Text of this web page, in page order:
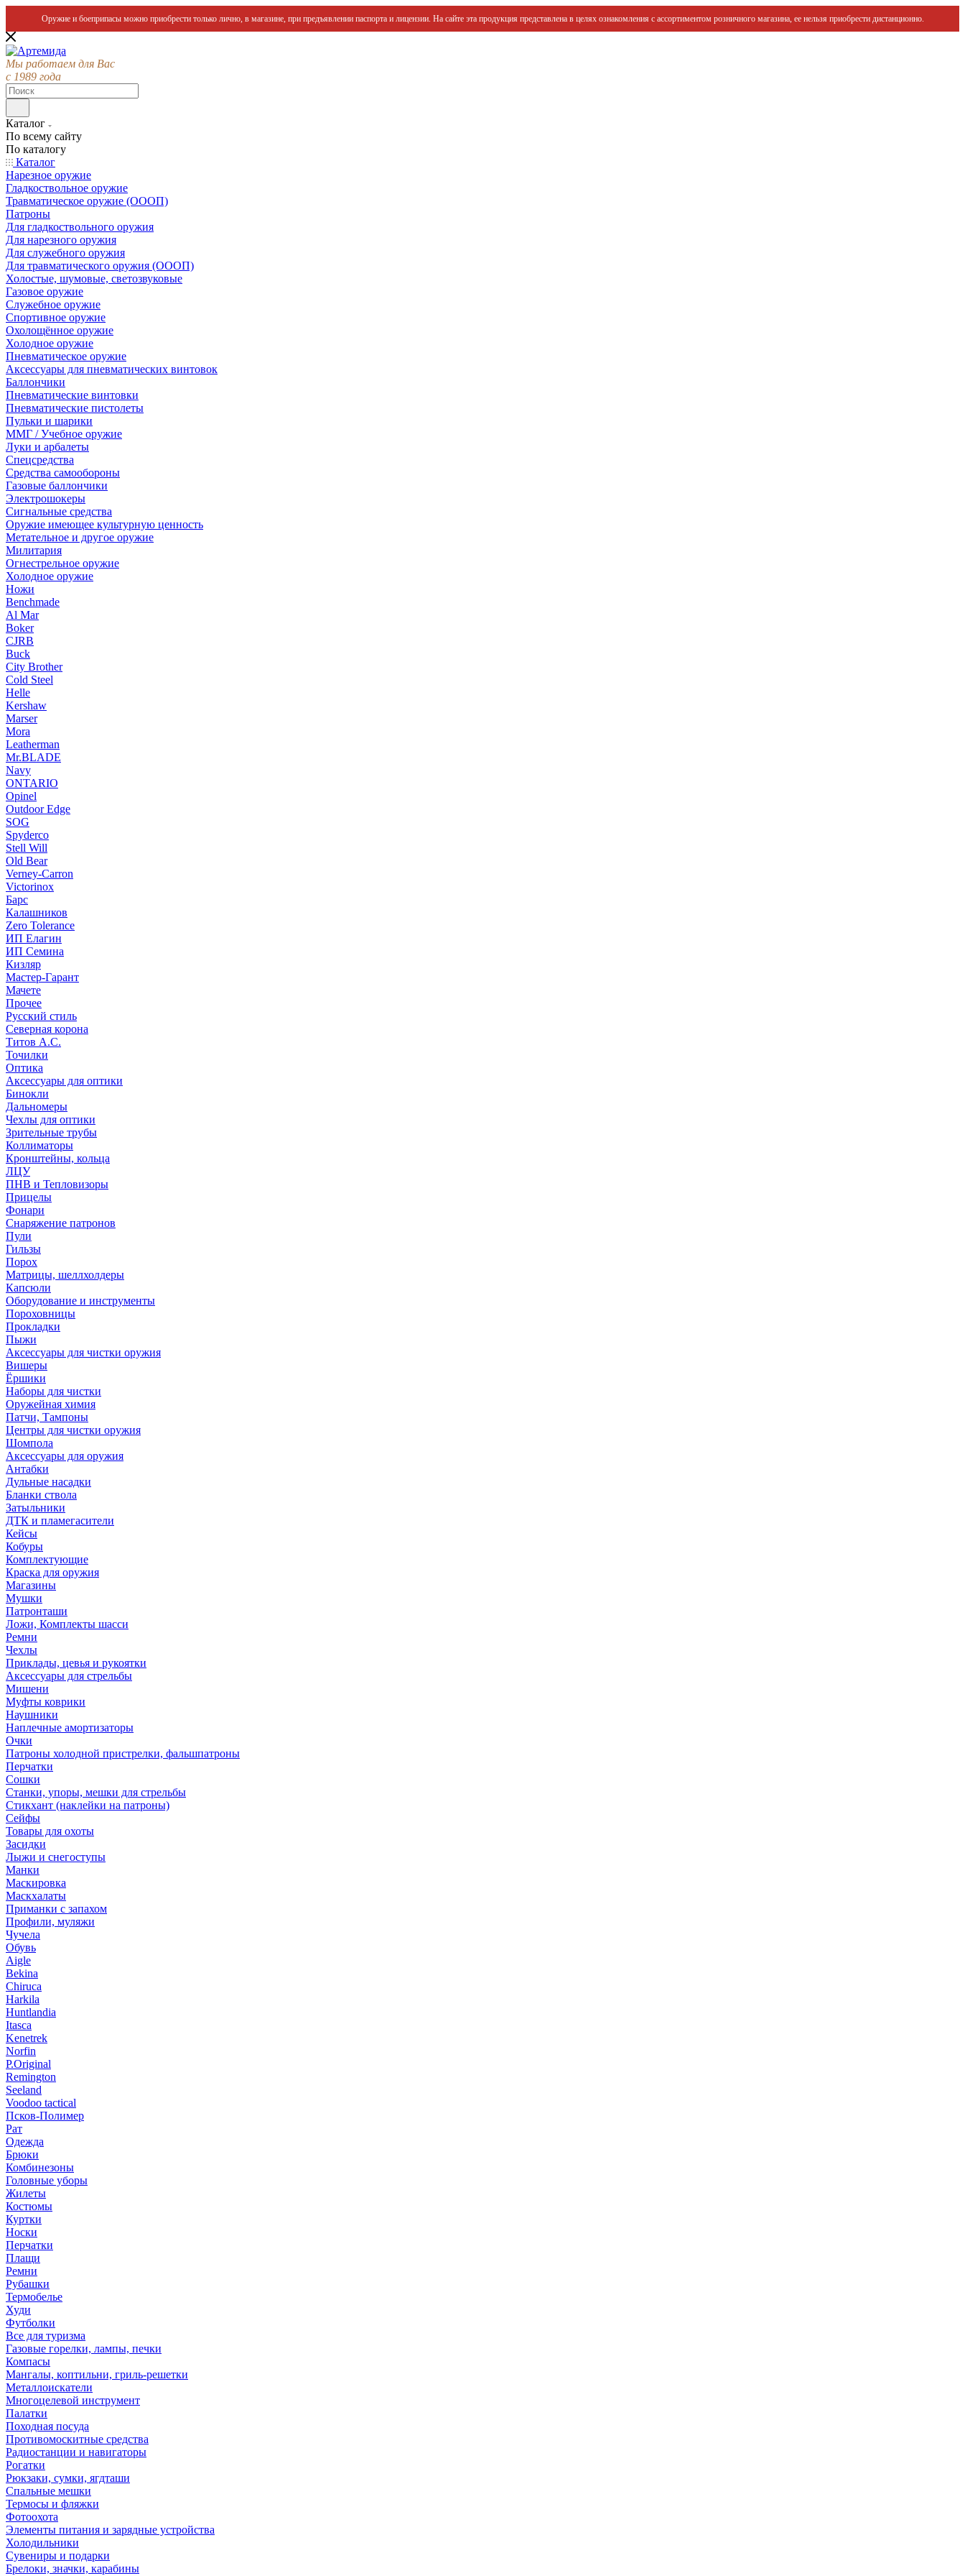
Оружие и боеприпасы можно приобрести только лично, в магазине, при предъявлении паспорта и лицензии. На сайте эта продукция представлена в целях ознакомления с ассортиментом розничного магазина, ее нельзя приобрести дистанционно.
Мы работаем для Вас
с 1989 года
Каталог
По всему сайту
По каталогу
Каталог
Нарезное оружие
Гладкоствольное оружие
Травматическое оружие (ОООП)
Патроны
Для гладкоствольного оружия
Для нарезного оружия
Для служебного оружия
Для травматического оружия (ОООП)
Холостые, шумовые, светозвуковые
Газовое оружие
Служебное оружие
Спортивное оружие
Охолощённое оружие
Холодное оружие
Пневматическое оружие
Аксессуары для пневматических винтовок
Баллончики
Пневматические винтовки
Пневматические пистолеты
Пульки и шарики
ММГ / Учебное оружие
Луки и арбалеты
Спецсредства
Средства самообороны
Газовые баллончики
Электрошокеры
Сигнальные средства
Оружие имеющее культурную ценность
Метательное и другое оружие
Милитария
Огнестрельное оружие
Холодное оружие
Ножи
Benchmade
Al Mar
Boker
CJRB
Buck
City Brother
Cold Steel
Helle
Kershaw
Marser
Mora
Leatherman
Mr.BLADE
Navy
ONTARIO
Opinel
Outdoor Edge
SOG
Spyderco
Stell Will
Old Bear
Verney-Carron
Victorinox
Барс
Калашников
Zero Tolerance
ИП Елагин
ИП Семина
Кизляр
Мастер-Гарант
Мачете
Прочее
Русский стиль
Северная корона
Титов А.С.
Точилки
Оптика
Аксессуары для оптики
Бинокли
Дальномеры
Чехлы для оптики
Зрительные трубы
Коллиматоры
Кронштейны, кольца
ЛЦУ
ПНВ и Тепловизоры
Прицелы
Фонари
Снаряжение патронов
Пули
Гильзы
Порох
Матрицы, шеллхолдеры
Капсюли
Оборудование и инструменты
Пороховницы
Прокладки
Пыжи
Аксессуары для чистки оружия
Вишеры
Ёршики
Наборы для чистки
Оружейная химия
Патчи, Тампоны
Центры для чистки оружия
Шомпола
Аксессуары для оружия
Антабки
Дульные насадки
Бланки ствола
Затыльники
ДТК и пламегасители
Кейсы
Кобуры
Комплектующие
Краска для оружия
Магазины
Мушки
Патронташи
Ложи, Комплекты шасси
Ремни
Чехлы
Приклады, цевья и рукоятки
Аксессуары для стрельбы
Мишени
Муфты коврики
Наушники
Наплечные амортизаторы
Очки
Патроны холодной пристрелки, фальшпатроны
Перчатки
Сошки
Станки, упоры, мешки для стрельбы
Стикхант (наклейки на патроны)
Сейфы
Товары для охоты
Засидки
Лыжи и снегоступы
Манки
Маскировка
Маскхалаты
Приманки с запахом
Профили, муляжи
Чучела
Обувь
Aigle
Bekina
Chiruсa
Harkila
Huntlandia
Itasca
Kenetrek
Norfin
P.Original
Remington
Seeland
Voodoo tactical
Псков-Полимер
Рат
Одежда
Брюки
Комбинезоны
Головные уборы
Жилеты
Костюмы
Куртки
Носки
Перчатки
Плащи
Ремни
Рубашки
Термобелье
Худи
Футболки
Все для туризма
Газовые горелки, лампы, печки
Компасы
Мангалы, коптильни, гриль-решетки
Металлоискатели
Многоцелевой инструмент
Палатки
Походная посуда
Противомоскитные средства
Радиостанции и навигаторы
Рогатки
Рюкзаки, сумки, ягдташи
Спальные мешки
Термосы и фляжки
Фотоохота
Элементы питания и зарядные устройства
Холодильники
Сувениры и подарки
Брелоки, значки, карабины